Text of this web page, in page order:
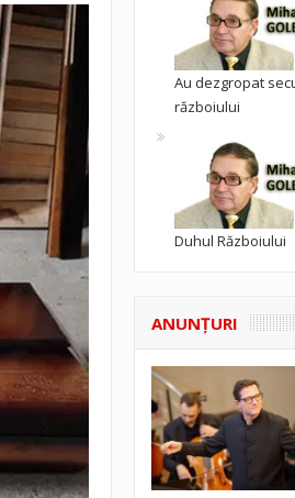
Au dezgropat
războiului
Duhul Războiului
ANUNŢURI